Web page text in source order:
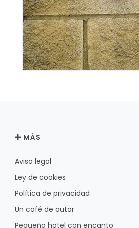
MÁS
Aviso legal
Ley de cookies
Política de privacidad
Un café de autor
Pequeño hotel con encanto